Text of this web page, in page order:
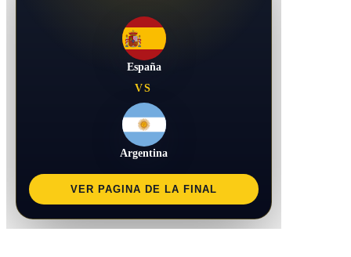
España
VS
Argentina
VER PAGINA DE LA FINAL